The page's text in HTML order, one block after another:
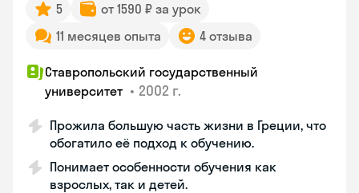
5
от 1590 ₽ за урок
11 месяцев опыта
4 отзыва
Ставропольский государственный
университет • 2002 г.
Прожила большую часть жизни в Греции, что
обогатило её подход к обучению.
Понимает особенности обучения как
взрослых, так и детей.